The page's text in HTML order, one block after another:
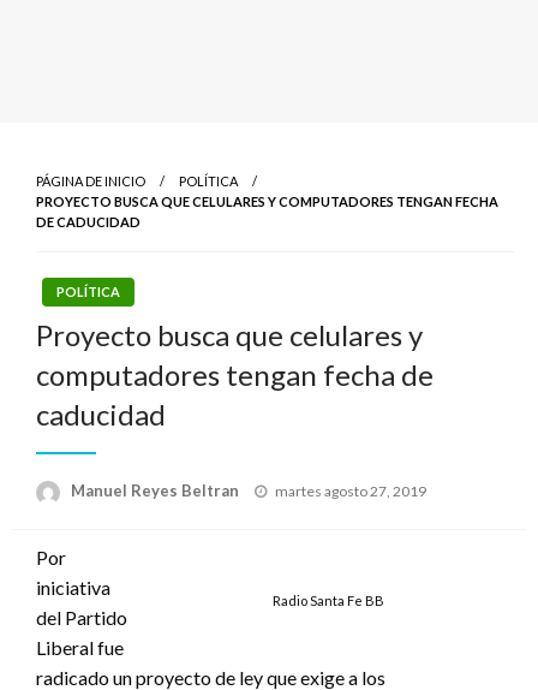
PÁGINA DE INICIO
POLÍTICA
PROYECTO BUSCA QUE CELULARES Y COMPUTADORES TENGAN FECHA
DE CADUCIDAD
POLÍTICA
Proyecto busca que celulares y
computadores tengan fecha de
caducidad
Manuel Reyes Beltran
Publicado
martes agosto 27, 2019
Radio Santa Fe BB
Por
iniciativa
del Partido
Liberal fue
radicado un proyecto de ley que exige a los